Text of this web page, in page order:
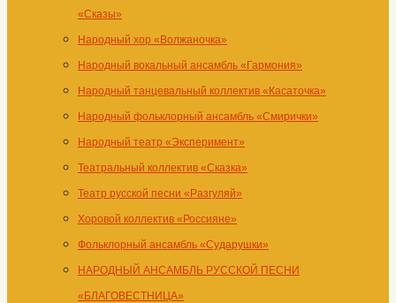
«Сказы»
Народный хор «Волжаночка»
Народный вокальный ансамбль «Гармония»
Народный танцевальный коллектив «Касаточка»
Народный фольклорный ансамбль «Смирички»
Народный театр «Эксперимент»
Театральный коллектив «Сказка»
Театр русской песни «Разгуляй»
Хоровой коллектив «Россияне»
Фольклорный ансамбль «Сударушки»
НАРОДНЫЙ АНСАМБЛЬ РУССКОЙ ПЕСНИ
«БЛАГОВЕСТНИЦА»